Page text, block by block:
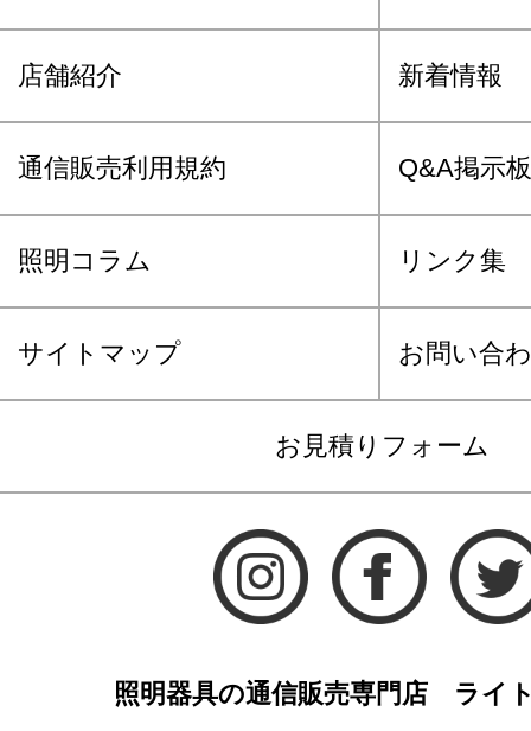
店舗紹介 新着情報
通信販売利用規約 Q&A掲示板
照明コラム リンク集
サイトマップ お問い合
お見積りフォーム
照明器具の通信販売専門店 ライ